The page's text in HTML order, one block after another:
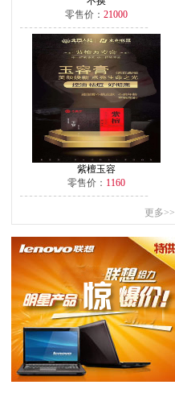
零售价： 21000
紫檀玉容
零售价： 1160
更多>>